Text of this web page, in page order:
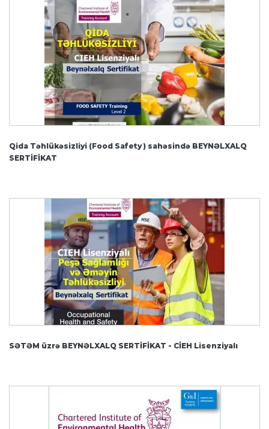
Qida Təhlükəsizliyi (Food Safety ) sahəsində BEYNƏLXALQ
SERTİFİKAT
SƏTƏM üzrə BEYNƏLXALQ SERTİFİKAT - CİEH Lisenziyalı